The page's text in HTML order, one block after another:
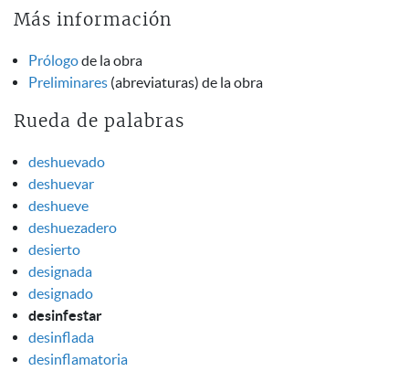
Más información
Prólogode la obra
Preliminares (abreviaturas) de la obra
Rueda de palabras
deshuevado
deshuevar
deshueve
deshuezadero
desierto
designada
designado
desinfestar
desinflada
desinflamatoria